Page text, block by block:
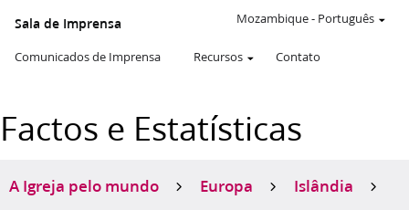
Sala de Imprensa
Comunicados de Imprensa Recursos Contato
Mozambique- Português
Factos e Estatísticas
A Igreja pelo mundo Europa Islândia